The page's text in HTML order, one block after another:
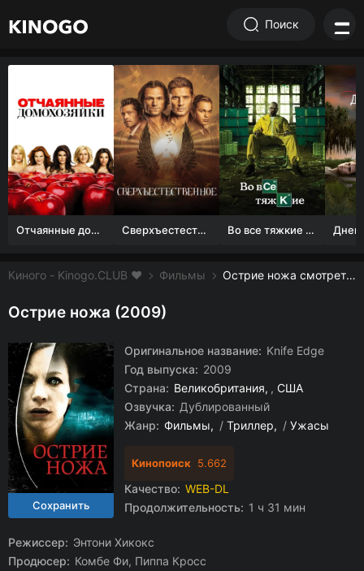
Поиск
Отчаянные домохозяйки (1 сезон) Сверхъестественное Во все тяжкие 1-5 сезон
Киного - Kinogo.CLUB ❤️ Фильмы Острие ножа смотреть онлайн бесплатно
Острие ножа (2009)
Оригинальное название: Knife Edge
Год выпуска: 2009
Страна: Великобритания , США
Озвучка: Дублированный
Жанр: Фильмы / Триллер / Ужасы
Кинопоиск 5.662
Качество: WEB-DL
Продолжительность: 1 ч 31 мин
Режиссер: Энтони Хикокс
Продюсер: Комбе Фи, Пиппа Кросс